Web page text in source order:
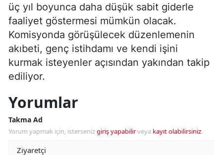
üç yıl boyunca daha düşük sabit giderle
faaliyet göstermesi mümkün olacak.
Komisyonda görüşülecek düzenlemenin
akıbeti, genç istihdamı ve kendi işini
kurmak isteyenler açısından yakından takip
ediliyor.
Yorumlar
Takma Ad
Yorum yapmak için, istersenizgiriş yapabilirveya kayıt olabilirsiniz.